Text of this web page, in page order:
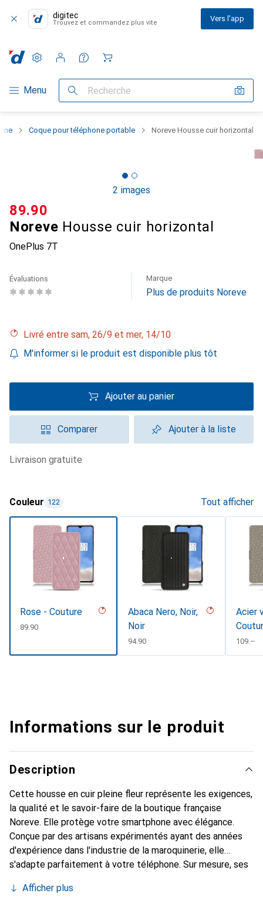
digitec
Trouvez et commandez plus vite Vers l'app
Navigation par catégorie
Menu Recherche
Paramètres
Compte client
Listes de comparaison
Listes d'envies
Panier
Coque pour téléphone portable Noreve Housse cuir horizontal
2 images
Noreve Housse cuir horizontal
OnePlus 7T
CHF
89.90
Évaluations Marque
Plus de produits Noreve
Livré entre sam, 26/9 et mer, 14/10
M'informer si le produit est disponible plus tôt
Ajouter au panier
Comparer Ajouter à la liste
livraison gratuite
Couleur 122 Tout afficher
Rose - Couture
CHF
89.90
Abaca Nero, Noir,
Noir
CHF
94.90
Acier
CHF
109.–
Informations sur le produit
Description
Cette housse en cuir pleine fleur représente les exigences,
la qualité et le savoir-faire de la boutique française
Noreve. Elle protège votre smartphone avec élégance.
Conçue par des artisans expérimentés ayant des années
d'expérience dans l'industrie de la maroquinerie, elle
s'adapte parfaitement à votre téléphone. Sur mesure, ses
Elle devient un accessoire chic et indispensable pour votre
Afficher plus